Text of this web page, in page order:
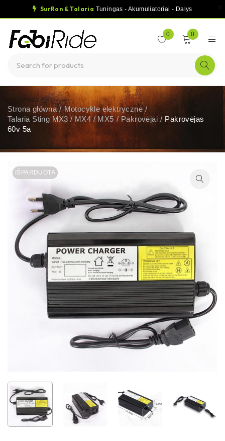
SurRon & Talaria Tuningas - Akumuliatoriai - Dalys
0 0
Strona główna / Motocykle elektryczne /
Talaria Sting MX3 / MX4 / MX5 / Pakrovėjai / Pakrovėjas
60v 5a
IŠPARDUOTA